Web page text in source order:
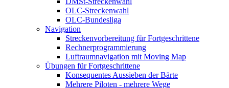
OLC-Streckenwahl
OLC-Bundesliga
Navigation
Streckenvorbereitung für Fortgeschrittene
Rechnerprogrammierung
Luftraumnavigation mit Moving Map
Übungen für Fortgeschrittene
Konsequentes Aussieben der Bärte
Mehrere Piloten - mehrere Wege